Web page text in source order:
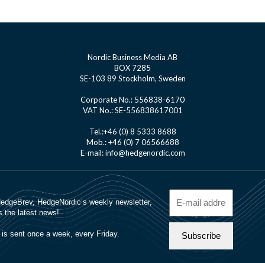
Nordic Business Media AB
BOX 7285
SE-103 89 Stockholm, Sweden
Corporate No.: 556838-6170
VAT No.: SE-556838617001
Tel.:+46 (0) 8 5333 8688
Mob.: +46 (0) 7 06566688
E-mail: info@hedgenordic.com